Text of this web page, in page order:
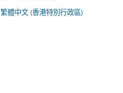
繁體中文 (香港特別行政區)